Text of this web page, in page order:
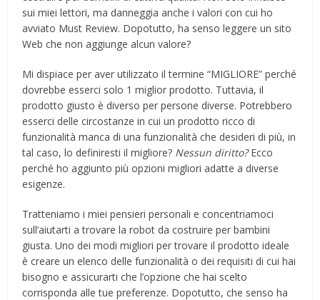
sui miei lettori, ma danneggia anche i valori con cui ho
avviato Must Review. Dopotutto, ha senso leggere un sito
Web che non aggiunge alcun valore?
Mi dispiace per aver utilizzato il termine “MIGLIORE” perché
dovrebbe esserci solo 1 miglior prodotto. Tuttavia, il
prodotto giusto è diverso per persone diverse. Potrebbero
esserci delle circostanze in cui un prodotto ricco di
funzionalità manca di una funzionalità che desideri di più, in
tal caso, lo definiresti il ​​migliore? Nessun diritto?Ecco
perché ho aggiunto più opzioni migliori adatte a diverse
esigenze.
Tratteniamo i miei pensieri personali e concentriamoci
sull’aiutarti a trovare la robot da costruire per bambini
giusta. Uno dei modi migliori per trovare il prodotto ideale
è creare un elenco delle funzionalità o dei requisiti di cui hai
bisogno e assicurarti che l’opzione che hai scelto
corrisponda alle tue preferenze. Dopotutto, che senso ha